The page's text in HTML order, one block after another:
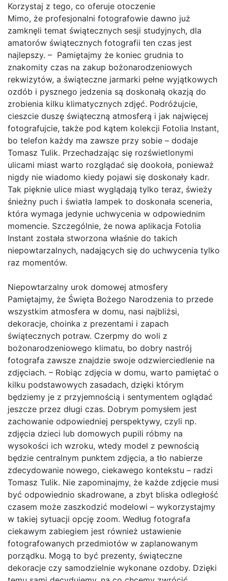
Korzystaj z tego, co oferuje otoczenie
Mimo, że profesjonalni fotografowie dawno już
zamknęli temat świątecznych sesji studyjnych, dla
amatorów świątecznych fotografii ten czas jest
najlepszy. – Pamiętajmy że koniec grudnia to
znakomity czas na zakup bożonarodzeniowych
rekwizytów, a świąteczne jarmarki pełne wyjątkowych
ozdób i pysznego jedzenia są doskonałą okazją do
zrobienia kilku klimatycznych zdjęć. Podróżujcie,
cieszcie duszę świąteczną atmosferą i jak najwięcej
fotografujcie, także pod kątem kolekcji Fotolia Instant,
bo telefon każdy ma zawsze przy sobie – dodaje
Tomasz Tulik. Przechadzając się rozświetlonymi
ulicami miast warto rozglądać się dookoła, ponieważ
nigdy nie wiadomo kiedy pojawi się doskonały kadr.
Tak pięknie ulice miast wyglądają tylko teraz, świeży
śnieżny puch i światła lampek to doskonała sceneria,
która wymaga jedynie uchwycenia w odpowiednim
momencie. Szczególnie, że nowa aplikacja Fotolia
Instant została stworzona właśnie do takich
niepowtarzalnych, nadających się do uchwycenia tylko
raz momentów.
Niepowtarzalny urok domowej atmosfery
Pamiętajmy, że Święta Bożego Narodzenia to przede
wszystkim atmosfera w domu, nasi najbliżsi,
dekoracje, choinka z prezentami i zapach
świątecznych potraw. Czerpmy do woli z
bożonarodzeniowego klimatu, bo dobry nastrój
fotografa zawsze znajdzie swoje odzwierciedlenie na
zdjęciach. – Robiąc zdjęcia w domu, warto pamiętać o
kilku podstawowych zasadach, dzięki którym
będziemy je z przyjemnością i sentymentem oglądać
jeszcze przez długi czas. Dobrym pomysłem jest
zachowanie odpowiedniej perspektywy, czyli np.
zdjęcia dzieci lub domowych pupili róbmy na
wysokości ich wzroku, wtedy model z pewnością
będzie centralnym punktem zdjęcia, a tło nabierze
zdecydowanie nowego, ciekawego kontekstu – radzi
Tomasz Tulik. Nie zapominajmy, że każde zdjęcie musi
być odpowiednio skadrowane, a zbyt bliska odległość
czasem może zaszkodzić modelowi – wykorzystajmy
w takiej sytuacji opcję zoom. Według fotografa
ciekawym zabiegiem jest również ustawienie
fotografowanych przedmiotów w zaplanowanym
porządku. Mogą to być prezenty, świąteczne
dekoracje czy samodzielnie wykonane ozdoby. Dzięki